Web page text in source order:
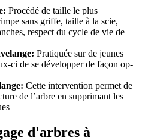
Procédé de taille le plus
sans griffe, taille à la scie,
respect du cycle de vie de
Pratiquée sur de jeunes
ci de se développer de façon op-
Cette intervention permet de
de l’arbre en supprimant les
d'arbres à